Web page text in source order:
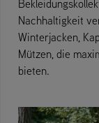
Nachhaltigkeit
Winterjacken,
Mützen, die
bieten.